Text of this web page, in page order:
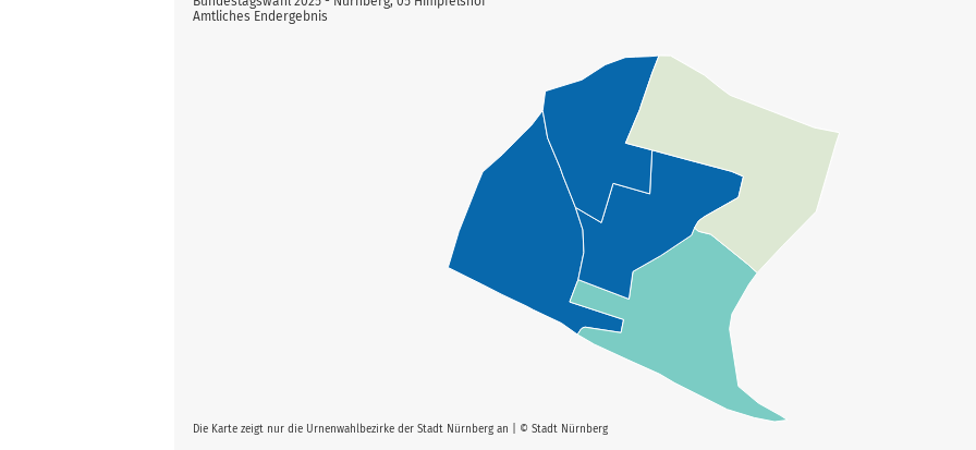
Die Karte zeigt nur die Urnenwahlbezirke der Stadt Nürnberg an | © Stadt Nürnberg
Amtliches Endergebnis